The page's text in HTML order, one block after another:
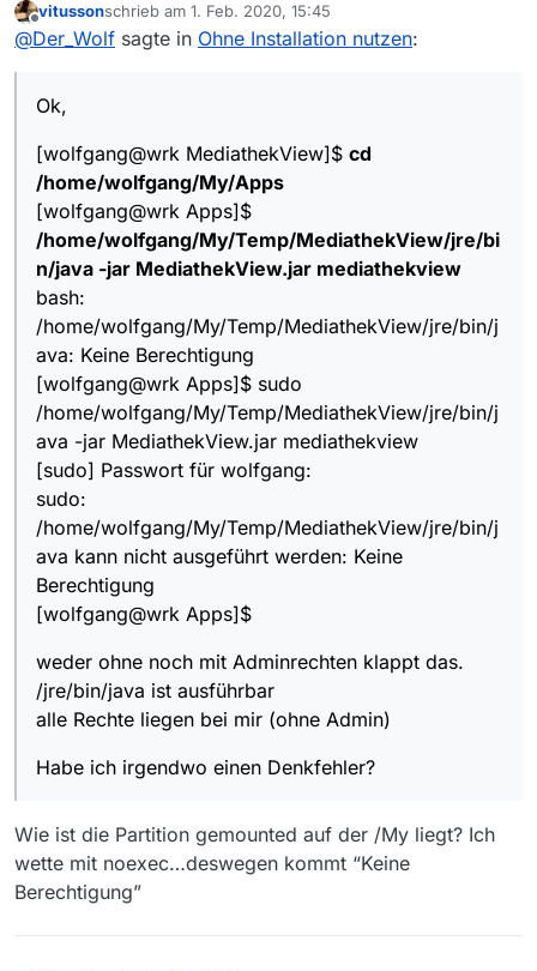
[wolfgang@wrk MediathekView]$
/home/wolfgang/My/Apps
/home/wolfgang/My/Temp/MediathekView/jre/bin/jav
a: Keine Berechtigung
[wolfgang@wrk Apps]$ sudo
/home/wolfgang/My/Temp/MediathekView/jre/bin/jav
a -jar MediathekView.jar mediathekview
[sudo] Passwort für wolfgang:
a kann nicht ausgeführt werden: Keine Berechtigung
[wolfgang@wrk Apps]$
Offline
vitussonschrieb am 1. Feb. 2020, 15:45
zuletzt editiert von
@Der_Wolf sagte in Ohne Installation nutzen:
Ok,
[wolfgang@wrk MediathekView]$ cd
/home/wolfgang/My/Apps
[wolfgang@wrk Apps]$
/home/wolfgang/My/Temp/MediathekView/jre/bi
n/java -jar MediathekView.jar mediathekview
bash:
/home/wolfgang/My/Temp/MediathekView/jre/bin/j
ava: Keine Berechtigung
[wolfgang@wrk Apps]$ sudo
/home/wolfgang/My/Temp/MediathekView/jre/bin/j
ava -jar MediathekView.jar mediathekview
[sudo] Passwort für wolfgang:
sudo:
/home/wolfgang/My/Temp/MediathekView/jre/bin/j
ava kann nicht ausgeführt werden: Keine
Berechtigung
[wolfgang@wrk Apps]$
weder ohne noch mit Adminrechten klappt das.
/jre/bin/java ist ausführbar
alle Rechte liegen bei mir (ohne Admin)
Habe ich irgendwo einen Denkfehler?
Wie ist die Partition gemounted auf der /My liegt? Ich
wette mit noexec…deswegen kommt “Keine
Berechtigung”